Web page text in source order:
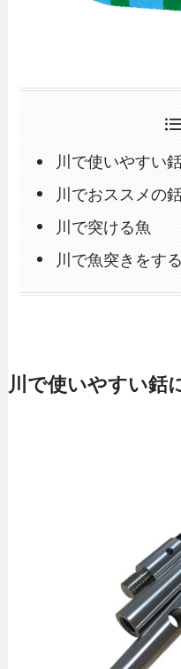
川で使いやすい
川でおススメの
川で突ける魚
川で魚突きをす
川で使いやすい銛